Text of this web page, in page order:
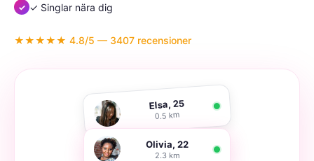
✓ Singlar nära dig
★★★★★ 4.8/5 — 3407 recensioner
Elsa, 25
0.5 km
Olivia, 22
2.3 km